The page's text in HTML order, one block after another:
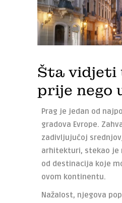
Šta vidjeti
prije nego
Prag je jedan od
gradova Evrope.
zadivljujućoj
arhitekturi, stekao je
od destinacija koje
ovom kontinentu.
Nažalost, njegova